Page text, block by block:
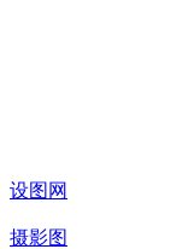
设图网
摄影图